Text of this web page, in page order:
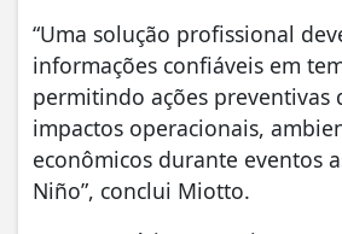
“Uma solução profissional
informações confiáveis em
permitindo ações preventivas
impactos operacionais,
econômicos durante eventos
Niño”, conclui Miotto.